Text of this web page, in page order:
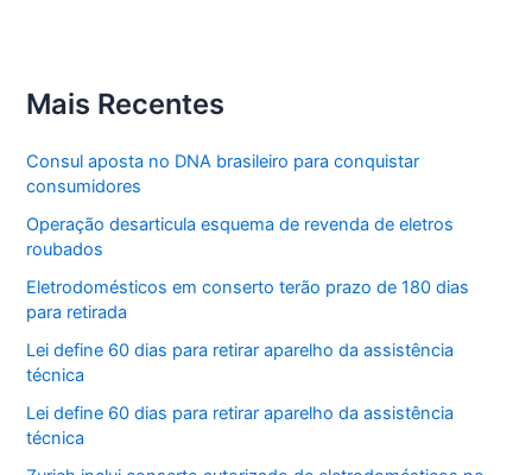
Mais Recentes
Consul aposta no DNA brasileiro para conquistar
consumidores
Operação desarticula esquema de revenda de eletros
roubados
Eletrodomésticos em conserto terão prazo de 180 dias
para retirada
Lei define 60 dias para retirar aparelho da assistência
técnica
Lei define 60 dias para retirar aparelho da assistência
técnica